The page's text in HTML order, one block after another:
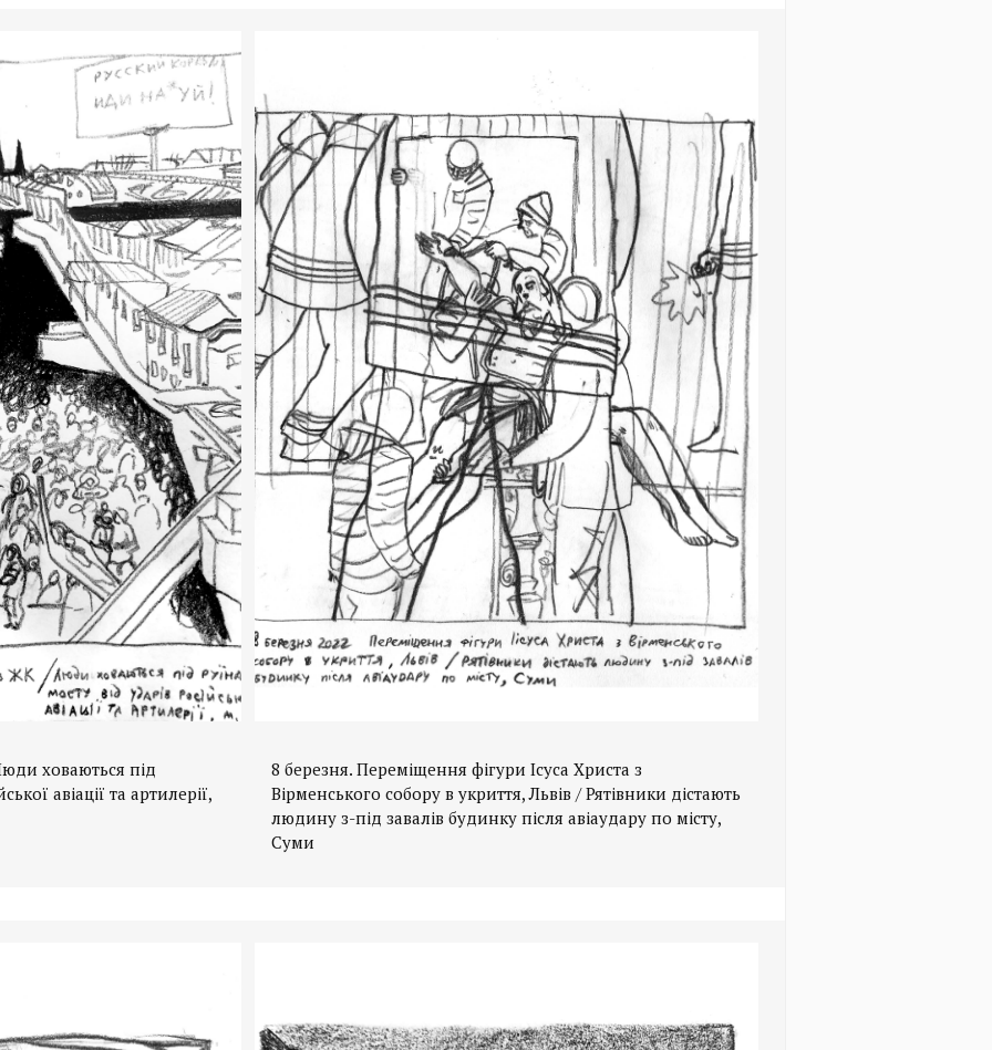
ховаються під
авіації та артилерії,
8 березня. Переміщення фігури Ісуса Христа з
Вірменського собору в укриття, Львів / Рятівники дістають
людину з-під завалів будинку після авіаудару по місту,
Суми